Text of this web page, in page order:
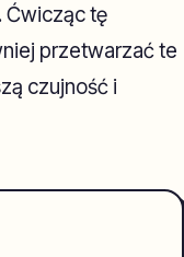
Ćwicząc tę
przetwarzać te
czujność i